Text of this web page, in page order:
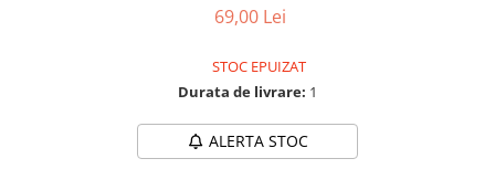
69,00 Lei
STOC EPUIZAT
Durata de livrare: 1
ALERTA STOC